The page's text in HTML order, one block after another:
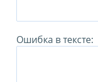
Ошибка в тексте: